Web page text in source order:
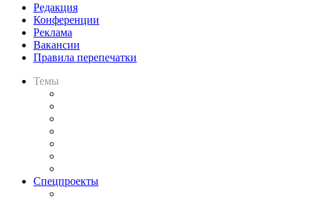
Редакция
Конференции
Реклама
Вакансии
Правила перепечатки
Темы
Спецпроекты